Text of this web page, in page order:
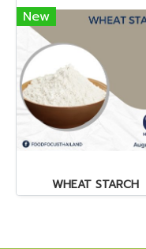
New
WHEAT STARCH